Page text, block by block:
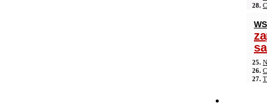
28.
25.
26.
27.